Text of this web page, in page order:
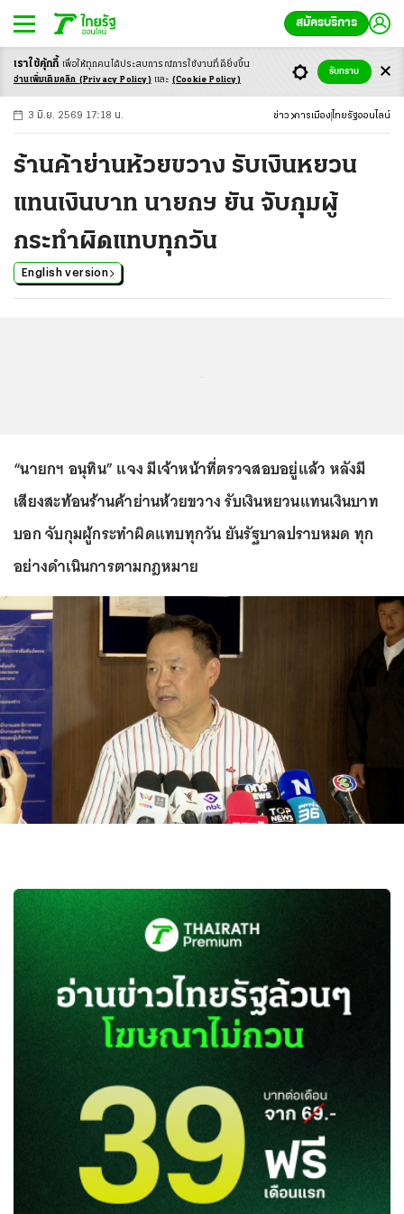
สมัครบริการ
-ก ก ก+
3 มิ.ย. 2569 17:18 น. ข่าว การเมือง ไทยรัฐออนไลน์
ร้านค้าย่านห้วยขวาง รับเงินหยวน
แทนเงินบาท นายกฯ ยัน จับกุมผู้
กระทำผิดแทบทุกวัน
English version
“นายกฯ อนุทิน” แจง มีเจ้าหน้าที่ตรวจสอบอยู่แล้ว หลังมี
เสียงสะท้อนร้านค้าย่านห้วยขวาง รับเงินหยวนแทนเงินบาท
บอก จับกุมผู้กระทำผิดแทบทุกวัน ยันรัฐบาลปราบหมด ทุก
อย่างดำเนินการตามกฎหมาย
เราใช้คุ้กกี้ เพื่อให้ทุกคนได้ประสบการณ์การใช้งานที่ดียิ่งขึ้น
อ่านเพิ่มเติมคลิก (Privacy Policy) และ (Cookie Policy)
รับทราบ